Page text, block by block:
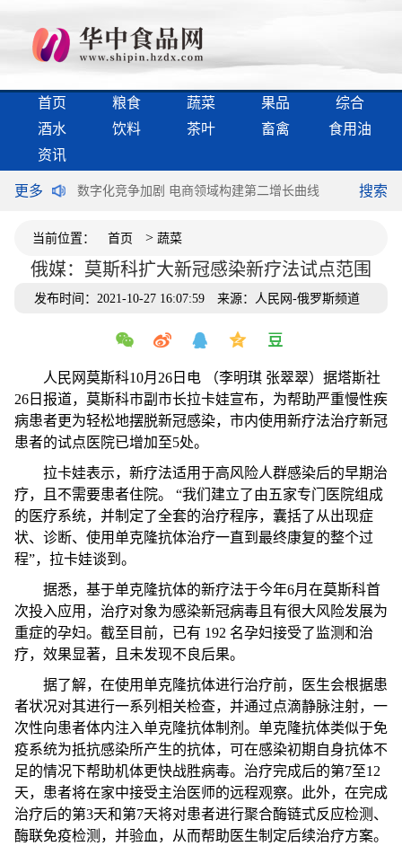
首页 粮食 蔬菜 果品
综合
酒水
饮料 茶叶 畜禽
食用油
资讯
更多
谈“满意” 数字化竞争加剧 电商领域构建第二增长曲线 加快释放
搜索
当前位置： 首页 > 蔬菜
俄媒：莫斯科扩大新冠感染新疗法试点范围
发布时间：2021-10-27 16:07:59 来源：人民网-俄罗斯频道
人民网莫斯科10月26日电 （李明琪 张翠翠）据塔斯社
26日报道，莫斯科市副市长拉卡娃宣布，为帮助严重慢性疾
病患者更为轻松地摆脱新冠感染，市内使用新疗法治疗新冠
患者的试点医院已增加至5处。
拉卡娃表示，新疗法适用于高风险人群感染后的早期治
疗，且不需要患者住院。 “我们建立了由五家专门医院组成
的医疗系统，并制定了全套的治疗程序，囊括了从出现症
状、诊断、使用单克隆抗体治疗一直到最终康复的整个过
程”，拉卡娃谈到。
据悉，基于单克隆抗体的新疗法于今年6月在莫斯科首
次投入应用，治疗对象为感染新冠病毒且有很大风险发展为
重症的孕妇。截至目前，已有 192 名孕妇接受了监测和治
疗，效果显著，且未发现不良后果。
据了解，在使用单克隆抗体进行治疗前，医生会根据患
者状况对其进行一系列相关检查，并通过点滴静脉注射，一
次性向患者体内注入单克隆抗体制剂。单克隆抗体类似于免
疫系统为抵抗感染所产生的抗体，可在感染初期自身抗体不
足的情况下帮助机体更快战胜病毒。治疗完成后的第7至12
天，患者将在家中接受主治医师的远程观察。此外，在完成
治疗后的第3天和第7天将对患者进行聚合酶链式反应检测、
酶联免疫检测，并验血，从而帮助医生制定后续治疗方案。